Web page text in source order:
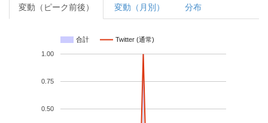
変動（ピーク前後） 変動（月別） 分布
合計 Twitter (通常)
0.50
0.75
1.00